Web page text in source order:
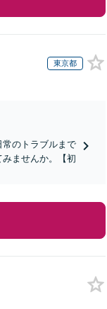
東京都
常のトラブルまで
ませんか。【初